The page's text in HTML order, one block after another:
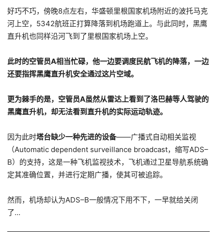
好巧不巧，傍晚8点左右，华盛顿里根国家机场附近的波托马克
河上空，5342航班正打算降落到机场跑道上。与此同时，黑鹰
直升机也同样沿河飞到了里根国家机场上空。
此时的空管员A相当忙碌，他一边要调度民航飞机的降落，一边
还要指挥黑鹰直升机安全通过这片空域。
更为棘手的是，空管员A虽然从雷达上看到了洛巴赫等人驾驶的
黑鹰直升机，却无法看到直升机的实际运动轨迹。
因为此时塔台缺少一种先进的设备——广播式自动相关监视
（Automatic dependent surveillance broadcast，缩写ADS–
B）的支持，这是一种飞机监视技术，飞机通过卫星导航系统确
定其准确位置，并进行定期广播，使其可被追踪。
然而，机场却认为ADS–B一般情况下用不下，一早就给关闭
了…